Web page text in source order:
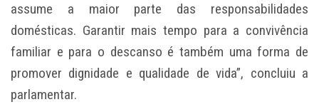
assume a maior parte das responsabilidades
domésticas. Garantir mais tempo para a convivência
familiar e para o descanso é também uma forma de
promover dignidade e qualidade de vida”, concluiu a
parlamentar.